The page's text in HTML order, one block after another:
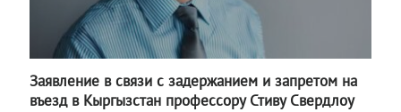
Заявление в связи с задержанием и запретом на
въезд в Кыргызстан профессору Стиву Свердлоу